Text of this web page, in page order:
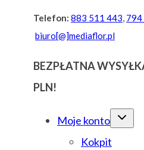
PrzejdźTelefon: 883 511 443, 794
biuro[@]mediaflor.pl
BEZPŁATNA
PLN!
Moje konto
Kokpit